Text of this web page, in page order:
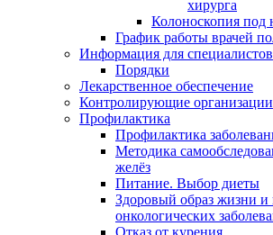
хирурга
Колоноскопия под
График работы врачей
Информация для специалистов
Порядки
Лекарственное обеспечение
Контролирующие организации
Профилактика
Профилактика
Методика
желёз
Питание. Выбор диеты
Здоровый образ жизни и
онкологических
Отказ от курения